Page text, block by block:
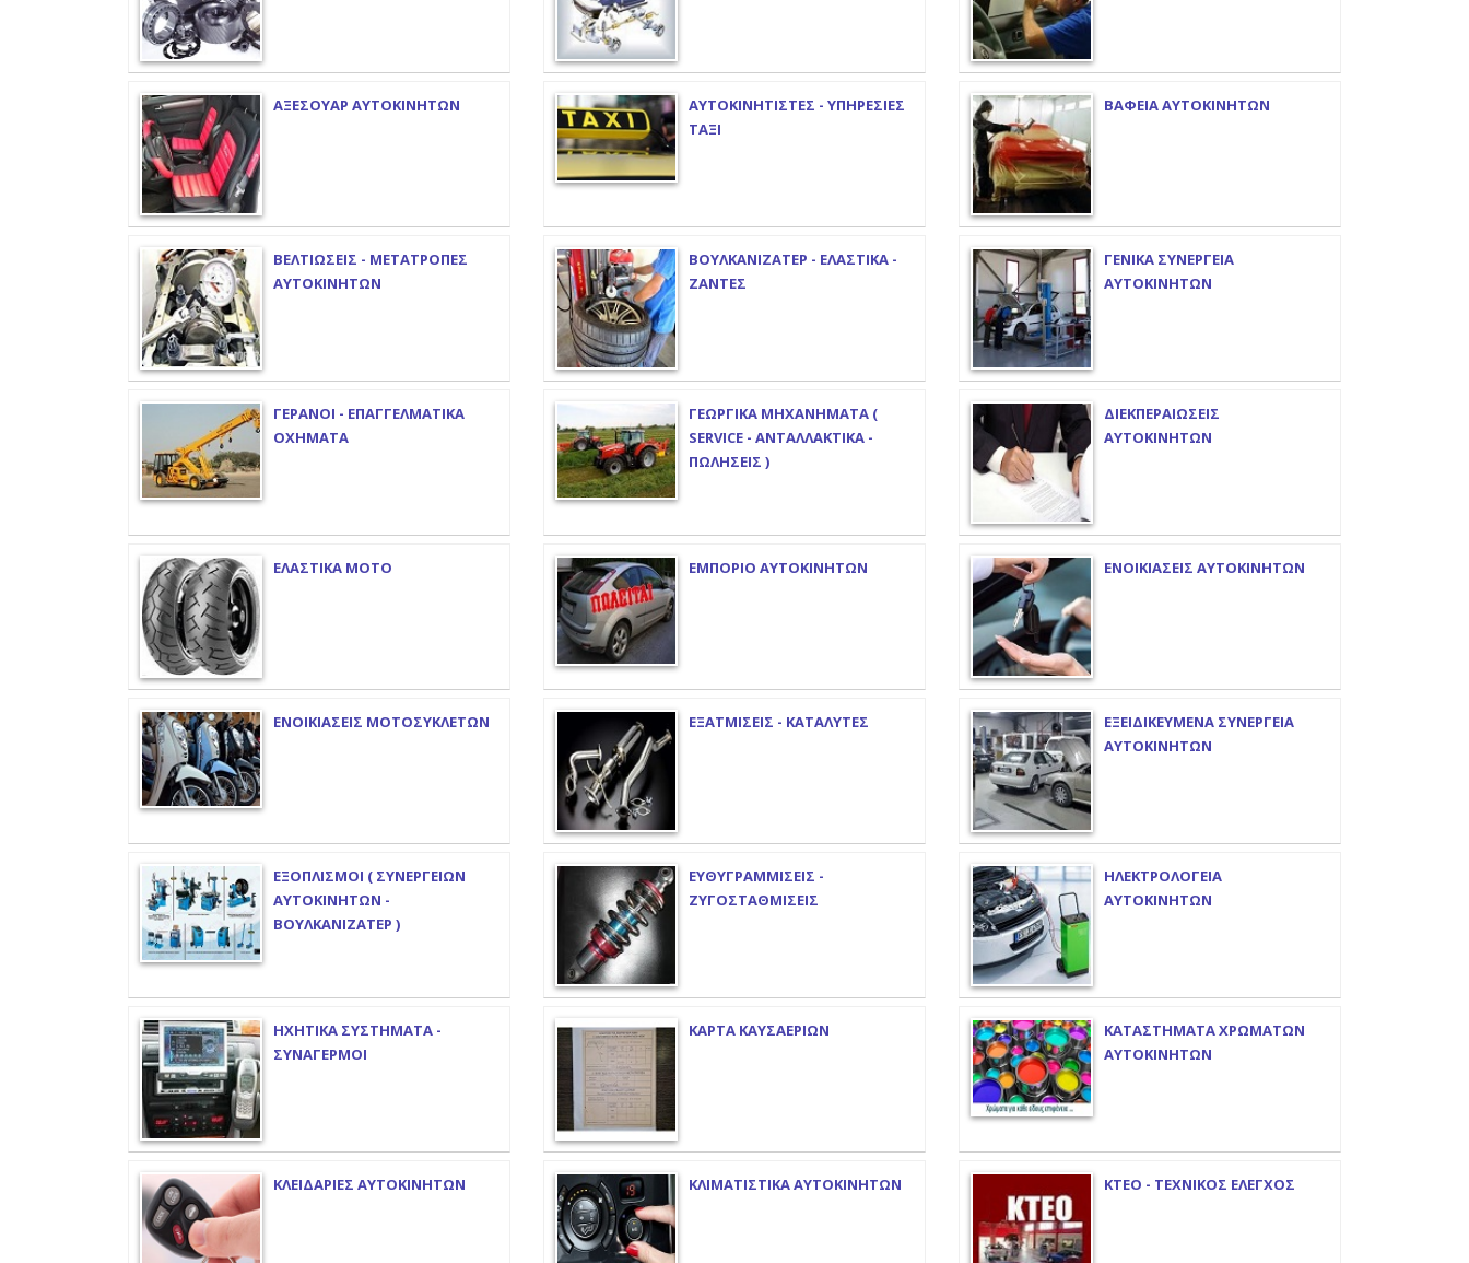
ΑΞΕΣΟΥΑΡ ΑΥΤΟΚΙΝΗΤΩΝ
ΑΥΤΟΚΙΝΗΤΙΣΤΕΣ - ΥΠΗΡΕΣΙΕΣ
ΤΑΞΙ
ΒΑΦΕΙΑ ΑΥΤΟΚΙΝΗΤΩΝ
ΒΕΛΤΙΩΣΕΙΣ - ΜΕΤΑΤΡΟΠΕΣ
ΑΥΤΟΚΙΝΗΤΩΝ
ΒΟΥΛΚΑΝΙΖΑΤΕΡ - ΕΛΑΣΤΙΚΑ -
ΖΑΝΤΕΣ
ΓΕΝΙΚΑ ΣΥΝΕΡΓΕΙΑ
ΑΥΤΟΚΙΝΗΤΩΝ
ΓΕΡΑΝΟΙ - ΕΠΑΓΓΕΛΜΑΤΙΚΑ
ΟΧΗΜΑΤΑ
ΓΕΩΡΓΙΚΑ ΜΗΧΑΝΗΜΑΤΑ (
SERVICE - ΑΝΤΑΛΛΑΚΤΙΚΑ -
ΠΩΛΗΣΕΙΣ )
ΔΙΕΚΠΕΡΑΙΩΣΕΙΣ
ΑΥΤΟΚΙΝΗΤΩΝ
ΕΛΑΣΤΙΚΑ ΜΟΤΟ ΕΜΠΟΡΙΟ ΑΥΤΟΚΙΝΗΤΩΝ ΕΝΟΙΚΙΑΣΕΙΣ ΑΥΤΟΚΙΝΗΤΩΝ
ΕΝΟΙΚΙΑΣΕΙΣ ΜΟΤΟΣΥΚΛΕΤΩΝ ΕΞΑΤΜΙΣΕΙΣ - ΚΑΤΑΛΥΤΕΣ
ΕΞΕΙΔΙΚΕΥΜΕΝΑ ΣΥΝΕΡΓΕΙΑ
ΑΥΤΟΚΙΝΗΤΩΝ
ΕΞΟΠΛΙΣΜΟΙ ( ΣΥΝΕΡΓΕΙΩΝ
ΑΥΤΟΚΙΝΗΤΩΝ -
ΒΟΥΛΚΑΝΙΖΑΤΕΡ )
ΕΥΘΥΓΡΑΜΜΙΣΕΙΣ -
ΖΥΓΟΣΤΑΘΜΙΣΕΙΣ
ΗΛΕΚΤΡΟΛΟΓΕΙΑ
ΑΥΤΟΚΙΝΗΤΩΝ
ΗΧΗΤΙΚΑ ΣΥΣΤΗΜΑΤΑ -
ΣΥΝΑΓΕΡΜΟΙ
ΚΑΡΤΑ ΚΑΥΣΑΕΡΙΩΝ
ΚΑΤΑΣΤΗΜΑΤΑ ΧΡΩΜΑΤΩΝ
ΑΥΤΟΚΙΝΗΤΩΝ
ΚΛΕΙΔΑΡΙΕΣ ΑΥΤΟΚΙΝΗΤΩΝ ΚΛΙΜΑΤΙΣΤΙΚΑ ΑΥΤΟΚΙΝΗΤΩΝ ΚΤΕΟ - ΤΕΧΝΙΚΟΣ ΕΛΕΓΧΟΣ